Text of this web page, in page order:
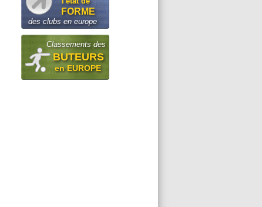
FORME
des clubs en europe
Classements des
BUTEURS
en EUROPE